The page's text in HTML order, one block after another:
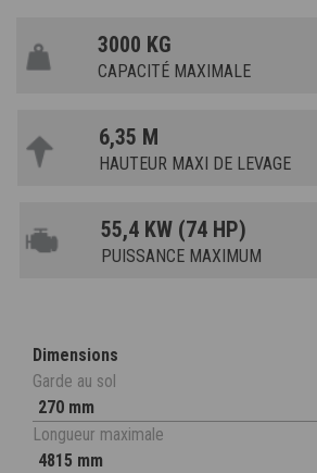
3000 KG
CAPACITÉ MAXIMALE
6,35 M
HAUTEUR MAXI DE LEVAGE
55,4 KW (74 HP)
PUISSANCE MAXIMUM
Dimensions
Garde au sol
270 mm
Longueur maximale
4815 mm